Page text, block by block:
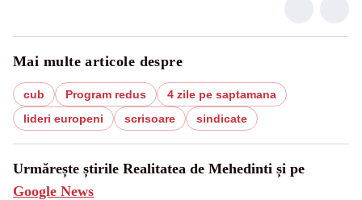
Mai multe articole despre
cub Program redus
4 zile pe saptamana
lideri europeni
scrisoare sindicate
Urmărește știrile Realitatea de Mehedinti și pe
Google News